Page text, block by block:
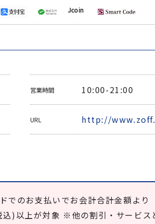
Jcoin
営業時間 10:00-21:00
URL http://
でのお支払いでお会計合計金額より
)以上が対象 ※他の割引・サービス